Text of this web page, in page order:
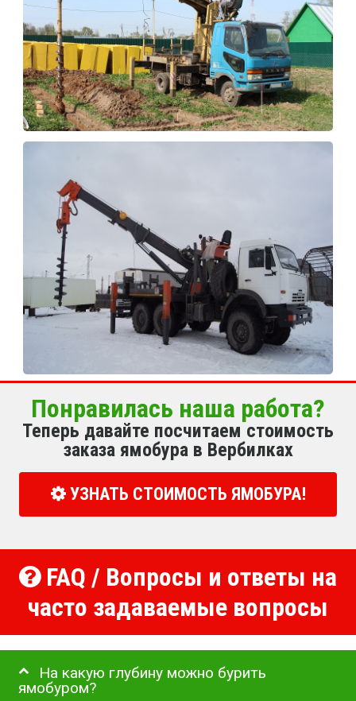
Понравилась наша работа?
Теперь давайте посчитаем стоимость
заказа ямобура в Вербилках
УЗНАТЬ СТОИМОСТЬ ЯМОБУРА!
FAQ / Вопросы и ответы на
часто задаваемые вопросы
На какую глубину можно бурить
ямобуром?